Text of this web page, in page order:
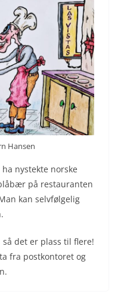
Hansen
nystekte norske
på restauranten
kan selvfølgelig
det er plass til flere!
fra postkontoret og